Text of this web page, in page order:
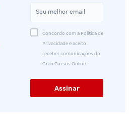
Concordo com a Política de
Privacidade e aceito
receber comunicações do
Gran Cursos Online.